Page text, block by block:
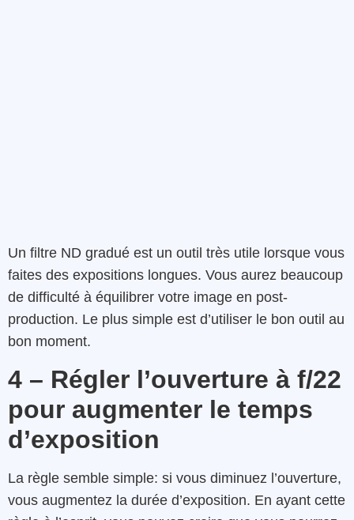
Un filtre ND gradué est un outil très utile lorsque vous
faites des expositions longues. Vous aurez beaucoup
de difficulté à équilibrer votre image en post-
production. Le plus simple est d’utiliser le bon outil au
bon moment.
4 – Régler l’ouverture à f/22
pour augmenter le temps
d’exposition
La règle semble simple: si vous diminuez l’ouverture,
vous augmentez la durée d’exposition. En ayant cette